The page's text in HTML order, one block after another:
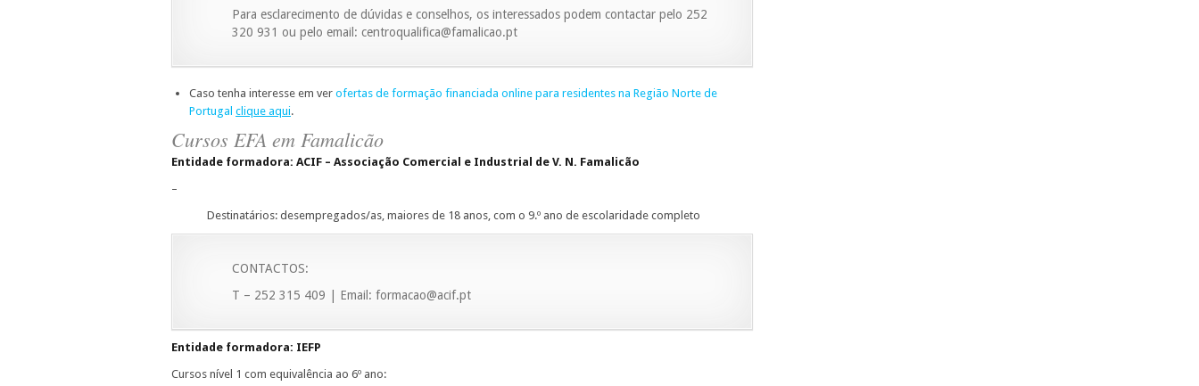
Para esclarecimento de dúvidas e conselhos, os interessados podem contactar pelo 252
320 931 ou pelo email: centroqualifica@famalicao.pt
Caso tenha interesse em ver ofertas de formação financiada online para residentes na Região Norte de
Portugal clique aqui.
Cursos EFA em Famalicão
Entidade formadora: ACIF – Associação Comercial e Industrial de V. N. Famalicão
–
Destinatários: desempregados/as, maiores de 18 anos, com o 9.º ano de escolaridade completo
CONTACTOS:
T – 252 315 409 | Email: formacao@acif.pt
Entidade formadora: IEFP
Cursos nível 1 com equivalência ao 6º ano: